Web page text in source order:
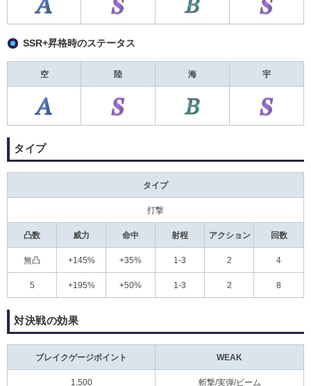
SSR+昇格時のステータス
空 陸 海 宇
タイプ
タイプ
打撃
凸数 威力 命中 射程 アクション 回数
無凸 +145% +35% 1-3 2 4
5 +195% +50% 1-3 2 8
対決戦の効果
ブレイクゲージポイント WEAK
1,500 斬撃/実弾/ビーム